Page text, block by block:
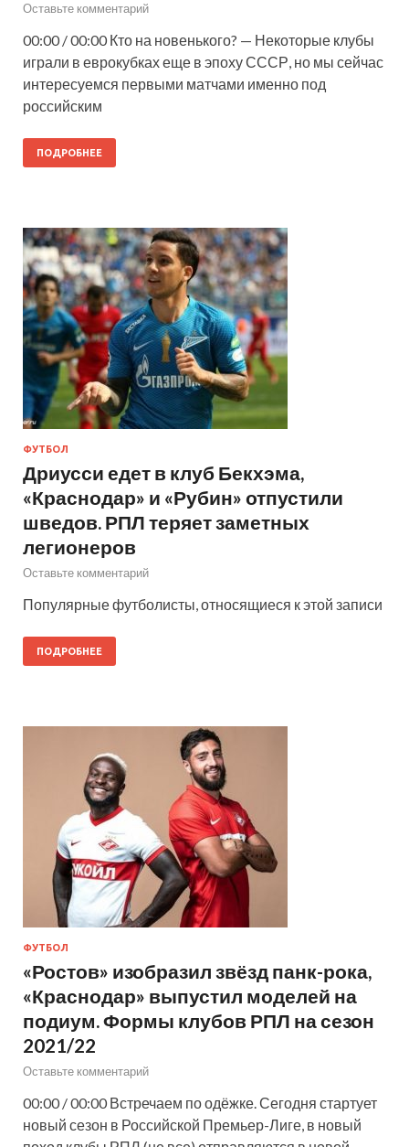
Оставьте комментарий
00:00 / 00:00 Кто на новенького? — Некоторые клубы
играли в еврокубках еще в эпоху СССР, но мы сейчас
интересуемся первыми матчами именно под
российским
ПОДРОБНЕЕ
ФУТБОЛ
Дриусси едет в клуб Бекхэма,
«Краснодар» и «Рубин» отпустили
шведов. РПЛ теряет заметных
легионеров
Оставьте комментарий
Популярные футболисты, относящиеся к этой записи
ПОДРОБНЕЕ
ФУТБОЛ
«Ростов» изобразил звёзд панк-рока,
«Краснодар» выпустил моделей на
подиум. Формы клубов РПЛ на сезон
2021/22
Оставьте комментарий
00:00 / 00:00 Встречаем по одёжке. Сегодня стартует
новый сезон в Российской Премьер-Лиге, в новый